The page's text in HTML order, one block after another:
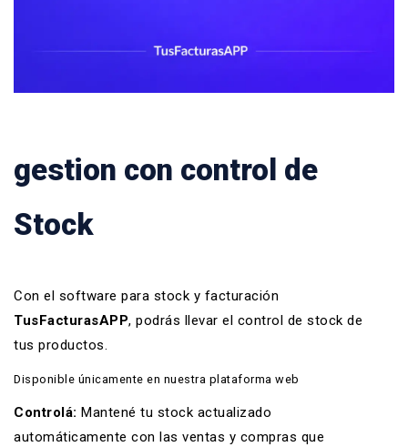
gestion con control de
Stock
Con el software para stock y facturación
TusFacturasAPP, podrás llevar el control de stock de
tus productos.
Disponible únicamente en nuestra plataforma web
Controlá: Mantené tu stock actualizado
automáticamente con las ventas y compras que